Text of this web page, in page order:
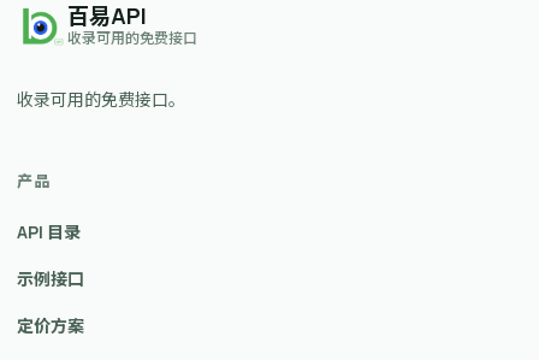
百易API
收录可用的免费接口
收录可用的免费接口。
产品
API 目录
示例接口
定价方案